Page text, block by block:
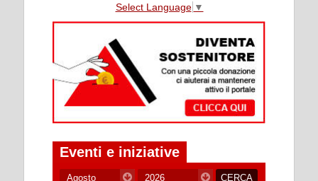
Select Language ▼
Eventi e iniziative